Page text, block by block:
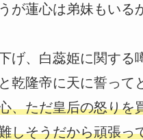
が蓮心は弟妹もいる
げ、白蕊姫に関する
隆帝に天に誓って
、ただ皇后の怒りを
しそうだから頑張っ